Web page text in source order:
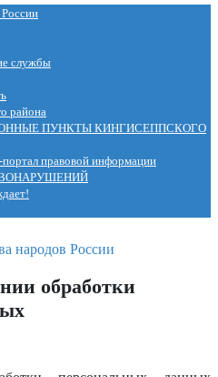
службы
района
ПУНКТЫ КИНГИСЕППСКОГО
правовой информации
обработки